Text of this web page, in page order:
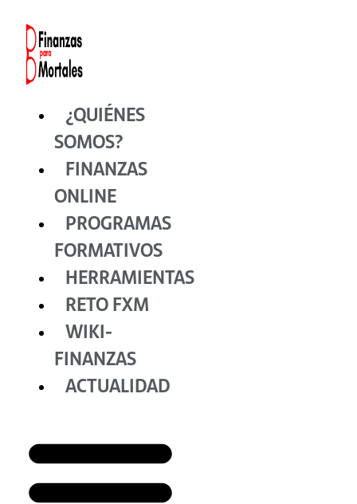
contenido
¿QUIÉNES
SOMOS?
FINANZAS
ONLINE
PROGRAMAS
FORMATIVOS
HERRAMIENTAS
RETO FXM
WIKI-
FINANZAS
ACTUALIDAD